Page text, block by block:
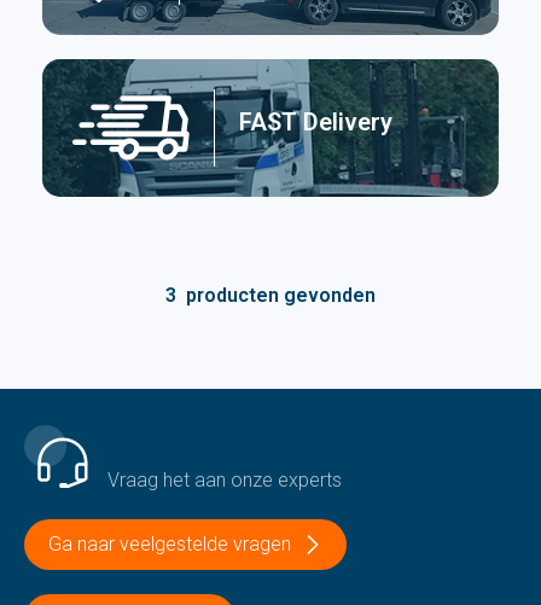
3 producten gevonden
FAST Delivery
Vraag het aan onze experts
Ga naar veelgestelde vragen